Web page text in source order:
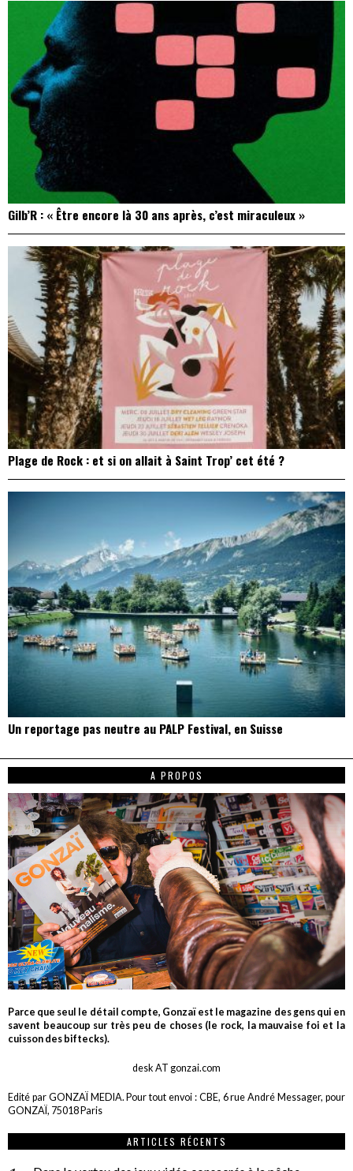
Gilb’R : « Être encore là 30 ans après, c’est miraculeux »
Plage de Rock : et si on allait à Saint Trop’ cet été ?
Un reportage pas neutre au PALP Festival, en Suisse
A PROPOS
Parce que seul le détail compte, Gonzaï est le magazine des gens qui en
savent beaucoup sur très peu de choses (le rock, la mauvaise foi et la
cuisson des biftecks).
desk AT gonzai.com
Edité par GONZAÏ MEDIA. Pour tout envoi : CBE, 6 rue André Messager, pour
GONZAÏ, 75018 Paris
ARTICLES RÉCENTS